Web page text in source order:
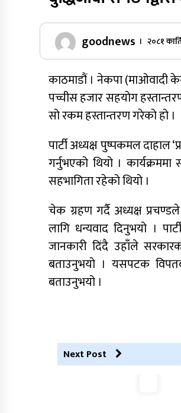
goodnews । २०८१
काठमाडौं । नेकपा (माओवादी
पच्चीस हजार सहयोग
सो रकम हस्तान्तरण गरेको हो ।
पार्टी अध्यक्ष पुष्पकमल
गर्नुभएको थियो ।
सहभागिता रहेको थियो ।
चेक ग्रहण गर्दै अध्यक्ष
लागि धन्यवाद दिनुभयो ।
जानकारी दिंदै उहाँले
बताउनुभयो । यसपटक
बताउनुभयो ।
Next Post